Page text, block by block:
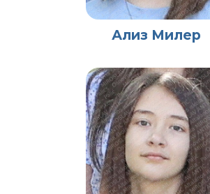
Ализ Милер